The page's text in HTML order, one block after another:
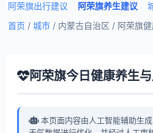
阿荣旗出行建议
阿荣旗养生建议
首页 / 城市 / 内蒙古自治区 / 阿荣旗
阿荣旗今日健康养生
本页面内容由人工智能辅助生